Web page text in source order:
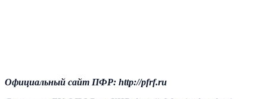
Официальный сайт ПФР: http://pfrf.ru